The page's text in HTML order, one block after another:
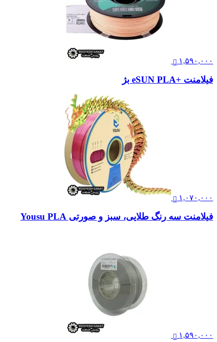
۱,۵۹۰,۰۰۰
فیلامنت +eSUN PLA بژ
۱,۰۷۰,۰۰۰
فیلامنت سه رنگ طلایی، سبز و صورتی Yousu PLA
۱,۵۹۰,۰۰۰